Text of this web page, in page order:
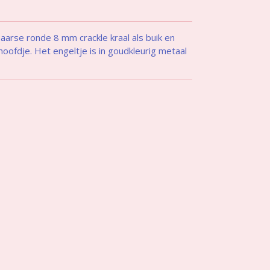
ronde 8 mm crackle kraal als buik en
Het engeltje is in goudkleurig metaal